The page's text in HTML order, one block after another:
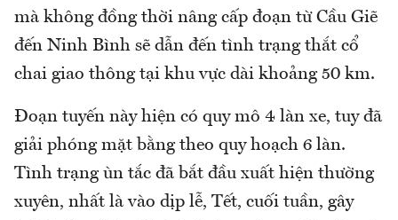
mà không đồng thời nâng cấp đoạn từ Cầu Giẽ
đến Ninh Bình sẽ dẫn đến tình trạng thắt cổ
chai giao thông tại khu vực dài khoảng 50 km.
Đoạn tuyến này hiện có quy mô 4 làn xe, tuy đã
giải phóng mặt bằng theo quy hoạch 6 làn.
Tình trạng ùn tắc đã bắt đầu xuất hiện thường
xuyên, nhất là vào dịp lễ, Tết, cuối tuần, gây